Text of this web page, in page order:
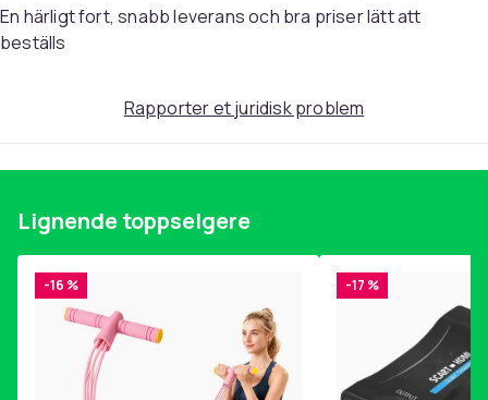
En härligt fort, snabb leverans och bra priser lätt att
beställs
Rapporter et juridisk problem
Lignende toppselgere
-16 % -17 %